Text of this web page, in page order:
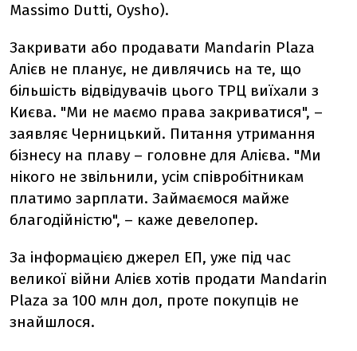
Massimo Dutti, Oysho).
Закривати або продавати Mandarin Plaza
Алієв не планує, не дивлячись на те, що
більшість відвідувачів цього ТРЦ виїхали з
Києва. "Ми не маємо права закриватися", –
заявляє Черницький. Питання утримання
бізнесу на плаву – головне для Алієва. "Ми
нікого не звільнили, усім співробітникам
платимо зарплати. Займаємося майже
благодійністю", – каже девелопер.
За інформацією джерел ЕП, уже під час
великої війни Алієв хотів продати Mandarin
Plaza за 100 млн дол, проте покупців не
знайшлося.